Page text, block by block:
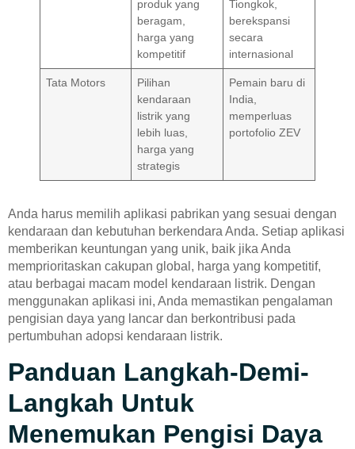
produk yang
beragam,
harga yang
kompetitif
Tiongkok,
berekspansi
secara
internasional
Tata Motors
Pilihan
kendaraan
listrik yang
lebih luas,
harga yang
strategis
Pemain baru di
India,
memperluas
portofolio ZEV
Anda harus memilih aplikasi pabrikan yang sesuai dengan
kendaraan dan kebutuhan berkendara Anda. Setiap aplikasi
memberikan keuntungan yang unik, baik jika Anda
memprioritaskan cakupan global, harga yang kompetitif,
atau berbagai macam model kendaraan listrik. Dengan
menggunakan aplikasi ini, Anda memastikan pengalaman
pengisian daya yang lancar dan berkontribusi pada
pertumbuhan adopsi kendaraan listrik.
Panduan Langkah-Demi-
Langkah Untuk
Menemukan Pengisi Daya